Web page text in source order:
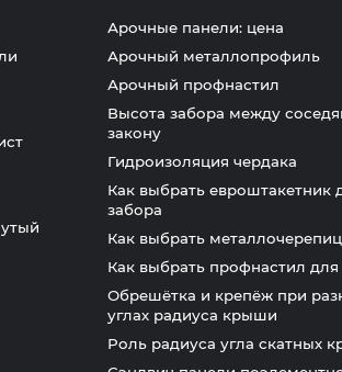
Арочные панели: цена
Арочный металлопрофиль
Арочный профнастил
Высота забора между
закону
Гидроизоляция чердака
Как выбрать евроштакетник
забора
Как выбрать
Как выбрать профнастил
Обрешётка и крепёж при
углах радиуса крыши
Роль радиуса угла скатных